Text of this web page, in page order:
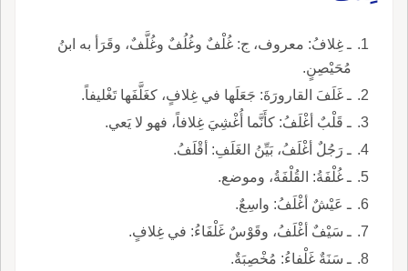
ـ غِلافُ: معروف، ج: غُلْفٌ وغُلُفٌ وغُلَّفٌ، وقَرَأ به ابنُ
مُحَيْصِنٍ.
ـ غَلَفَ القارورَةَ: جَعَلَها في غِلافٍ، كغَلَّفَها تَغْليفاً.
ـ قَلْبٌ أغْلَفُ: كأَنَّما أُغْشِيَ غِلافاً، فهو لا يَعي.
ـ رَجُلٌ أغْلَفُ، بَيِّنُ الغَلَفِ: أقْلَفُ.
ـ غُلْفَةُ: القُلْفَةُ، وموضع.
ـ عَيْشٌ أغْلَفُ: واسِعٌ.
ـ سَيْفٌ أغْلَفُ، وقَوْسٌ غَلْفَاءُ: في غِلافٍ.
ـ سَنَةٌ غَلْفاءُ: مُخْصِبَةٌ.